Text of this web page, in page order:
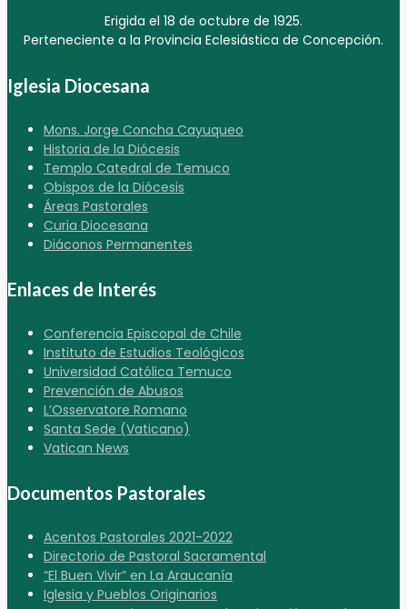
Erigida el 18 de octubre de 1925.
Perteneciente a la Provincia Eclesiástica de Concepción.
Iglesia Diocesana
Mons. Jorge Concha Cayuqueo
Historia de la Diócesis
Templo Catedral de Temuco
Obispos de la Diócesis
Áreas Pastorales
Curia Diocesana
Diáconos Permanentes
Enlaces de Interés
Conferencia Episcopal de Chile
Instituto de Estudios Teológicos
Universidad Católica Temuco
Prevención de Abusos
L’Osservatore Romano
Santa Sede (Vaticano)
Vatican News
Documentos Pastorales
Acentos Pastorales 2021-2022
Directorio de Pastoral Sacramental
“El Buen Vivir” en La Araucanía
Iglesia y Pueblos Originarios